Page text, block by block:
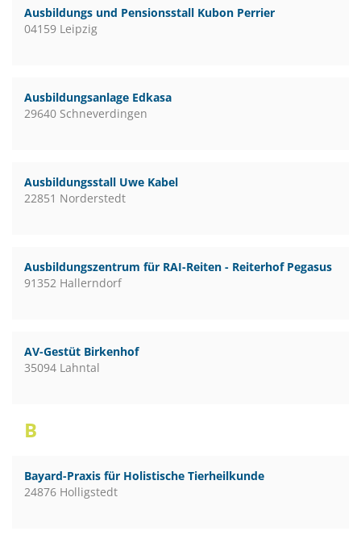
Ausbildungs und Pensionsstall Kubon Perrier
04159 Leipzig
Ausbildungsanlage Edkasa
29640 Schneverdingen
Ausbildungsstall Uwe Kabel
22851 Norderstedt
Ausbildungszentrum für RAI-Reiten - Reiterhof Pegasus
91352 Hallerndorf
AV-Gestüt Birkenhof
35094 Lahntal
B
Bayard-Praxis für Holistische Tierheilkunde
24876 Holligstedt